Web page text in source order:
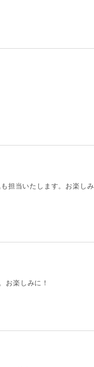
担当いたします。お楽しみ
楽しみに！